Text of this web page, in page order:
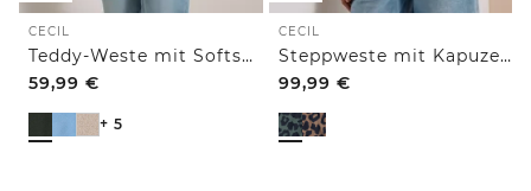
CECIL
Teddy-Weste mit Softshelldetails
59,99 €
+ 5
CECIL
Steppweste mit Kapuze und Taschen
99,99 €